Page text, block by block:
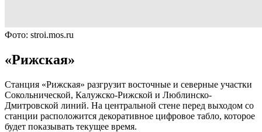
Фото: stroi.mos.ru
«Рижская»
Станция «Рижская» разгрузит восточные и северные участки
Сокольнической, Калужско-Рижской и Люблинско-
Дмитровской линий. На центральной стене перед выходом со
станции расположится декоративное цифровое табло, которое
будет показывать текущее время.